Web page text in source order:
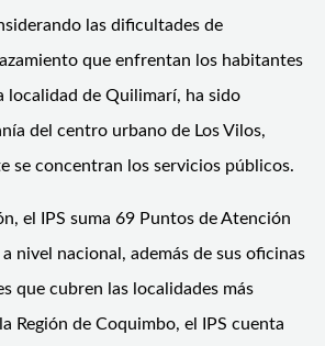
las dificultades de
que enfrentan los habitantes
localidad de Quilimarí, ha sido
del centro urbano de Los Vilos,
se concentran los servicios públicos.
el IPS suma 69 Puntos de Atención
nivel nacional, además de sus oficinas
que cubren las localidades más
Región de Coquimbo, el IPS cuenta